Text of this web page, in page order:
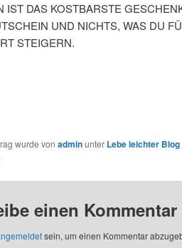
IST DAS KOSTBARSTE
UND NICHTS, WAS DU
STEIGERN.
wurde von adminunter Lebe leichter Blog
einen Kommentar
sein, um einen Kommentar